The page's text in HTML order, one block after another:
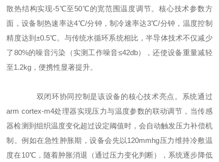
散热结构实现-5℃至50℃的宽范围温度调节。核心技术参数方
面，设备制热速率达4℃/分钟，制冷速率达3℃/分钟，温度控制
精度达到±0.5℃。与传统水循环系统相比，半导体技术不仅减少
了80%的噪音污染（实测工作噪音≤42db），还使设备重量减轻
至1.2kg，便携性显著提升。
双闭环协同控制是该设备的核心技术亮点。系统通过
arm cortex-m4处理器实现压力与温度参数的联动调节，当传感
器检测到组织温度变化超过设定阈值时，会自动触发压力补偿机
制。例如在急性肿胀期，设备会先以120mmhg压力维持冷敷温
度在10℃，随着肿胀消退（通过压力变化判断），系统逐步降低